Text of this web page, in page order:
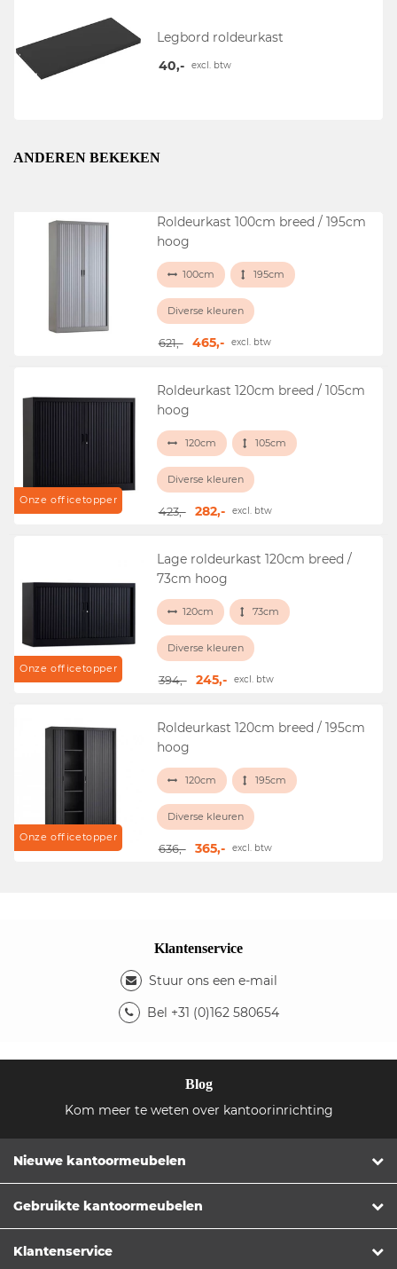
Legbord roldeurkast
40,-
excl. btw
ANDEREN BEKEKEN
Roldeurkast 100cm breed / 195cm
hoog
100cm 195cm
Diverse kleuren
621,- 465,- excl. btw
Onze officetopper
Roldeurkast 120cm breed / 105cm
hoog
120cm 105cm
Diverse kleuren
423,- 282,- excl. btw
Onze officetopper
Lage roldeurkast 120cm breed /
73cm hoog
120cm 73cm
Diverse kleuren
394,- 245,- excl. btw
Onze officetopper
Roldeurkast 120cm breed / 195cm
hoog
120cm 195cm
Diverse kleuren
636,- 365,- excl. btw
Klantenservice
Stuur ons een e-mail
Bel +31 (0)162 580654
Blog
Kom meer te weten over kantoorinrichting
Nieuwe kantoormeubelen
Gebruikte kantoormeubelen
Klantenservice